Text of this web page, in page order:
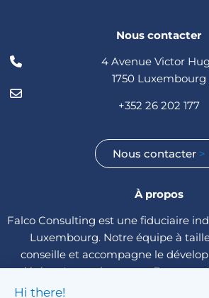
Nous contacter
4 Avenue Victor
1750 Luxembourg
+352 26 202 177
Nous contacter >
À propos
Falco Consulting est une fiduciaire
Luxembourg. Notre équipe à
conseille et accompagne le
société au Luxembourg, en Europe et
seul interlocuteur vous est dédié